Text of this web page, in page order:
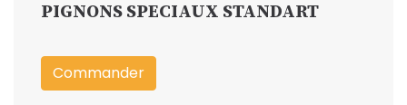
PIGNONS SPECIAUX STANDART
Commander